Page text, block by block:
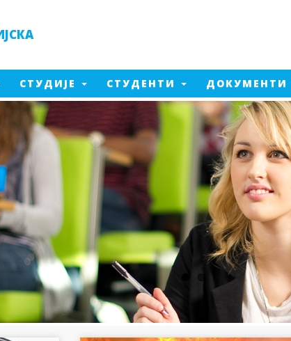
СТУДИЈЕ
Заштита од пожара
Менаџмент производње
Заштита од пожара - 2026
Енергетика
Мултимедијалне технологије
Електроенергетско
инжењерство
Машинско инжењерство
Електроенергетско
инжењерство - 2026
Машинско инжењерство - 2026
СТУДЕНТИ ДОКУМЕНТИ